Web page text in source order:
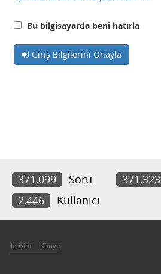
Bu bilgisayarda beni hatırla
Giriş Bilgilerini Onayla
371,099 Soru 371,323
2,446
Kullanıcı
İletişim Künye